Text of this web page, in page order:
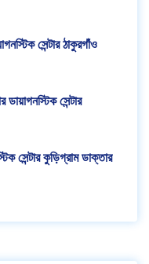
সেন্টার ঠাকুরগাঁও
ডায়াগনস্টিক সেন্টার
সেন্টার কুড়িগ্রাম ডাক্তার